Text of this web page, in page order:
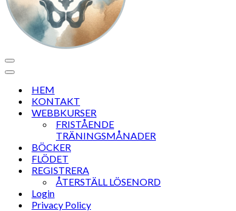
Navigeringsmeny
Navigeringsmeny
HEM
KONTAKT
WEBBKURSER
FRISTÅENDE
TRÄNINGSMÅNADER
BÖCKER
FLÖDET
REGISTRERA
ÅTERSTÄLL LÖSENORD
Login
Privacy Policy